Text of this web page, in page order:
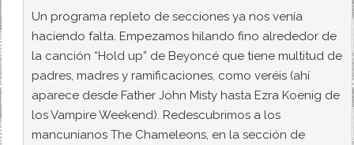
Un programa repleto de secciones ya nos venía
haciendo falta. Empezamos hilando fino alrededor de
la canción “Hold up” de Beyoncé que tiene multitud de
padres, madres y ramificaciones, como veréis (ahí
aparece desde Father John Misty hasta Ezra Koenig de
los Vampire Weekend). Redescubrimos a los
mancunianos The Chameleons, en la sección de